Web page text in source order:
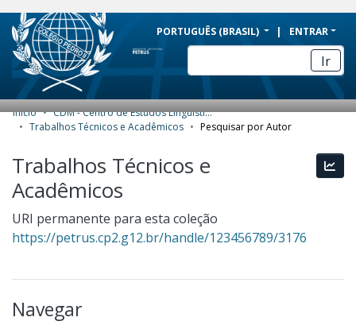
BRAZIL
Simplifique!
Comunica BR
Participe
Acesso à informação
Canais
PORTUGUÊS (BRASIL) ENTRAR
Ir
COMUNIDADES E COLEÇÕES
NAVEGAR
ESTATÍSTICAS
SOBRE
Início
CDM - Centro de Estudos Linguísticos e Biblioteca Antenor de Veras Nascentes
Trabalhos Técnicos e Acadêmicos
Pesquisar por Autor
Trabalhos Técnicos e
Acadêmicos
URI permanente para esta coleção
https://petrus.cp2.g12.br/handle/123456789/3176
Navegar